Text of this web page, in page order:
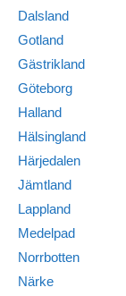
Dalsland
Gotland
Gästrikland
Göteborg
Halland
Hälsingland
Härjedalen
Jämtland
Lappland
Medelpad
Norrbotten
Närke